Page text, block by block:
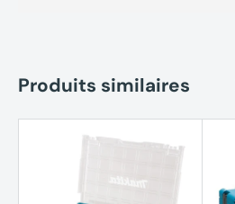
Produits similaires